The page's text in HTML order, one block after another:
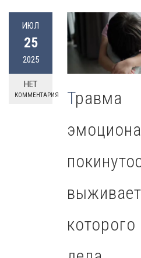
ИЮЛ
25
2025
НЕТ
КОММЕНТАРИЯ
Травма